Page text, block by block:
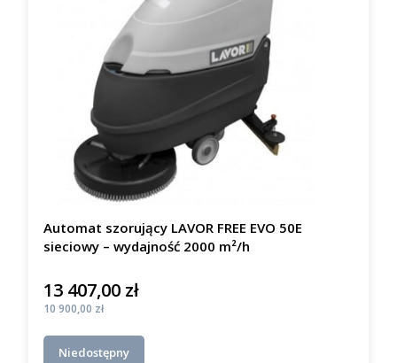
Automat szorujący LAVOR FREE EVO 50E
sieciowy – wydajność 2000 m²/h
Cena
13 407,00 zł
Cena
10 900,00 zł
Niedostępny